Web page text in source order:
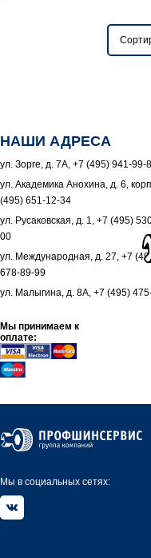
НАШИ АДРЕСА
ул. Зорге, д. 7А, +7 (495) 941-99-
ул. Академика Анохина, д. 6,
(495) 651-12-34
ул. Русаковская, д. 1, +7 (495)
00
ул. Международная, д. 27, +7
678-89-99
ул. Малыгина, д. 8А, +7 (495)
Мы принимаем к
оплате:
Мы в социальных сетях: